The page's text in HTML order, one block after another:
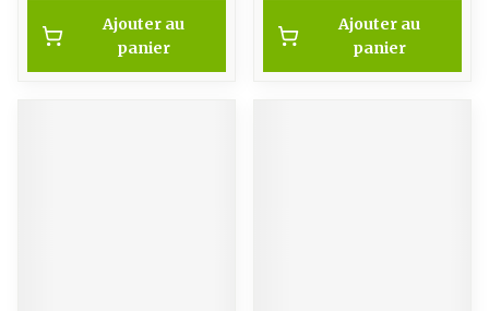
Ajouter au
panier
Ajouter au
panier